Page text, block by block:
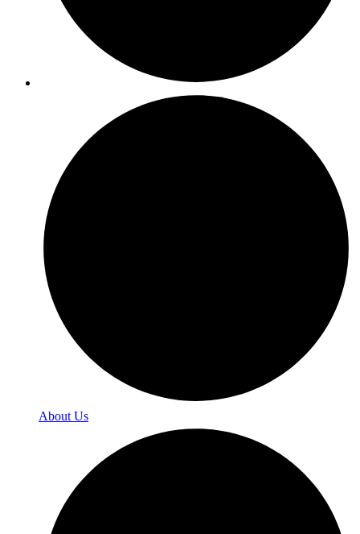
About Us